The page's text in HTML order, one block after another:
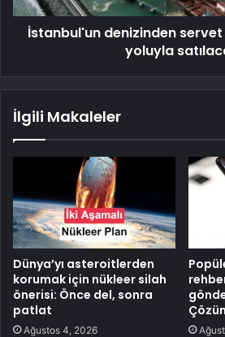
İstanbul'un denizinden servet
yoluyla
İlgili Makaleler
Dünya’yı asteroitlerden
korumak için nükleer silah
önerisi: Önce del, sonra
patlat
Ağustos 4, 2026